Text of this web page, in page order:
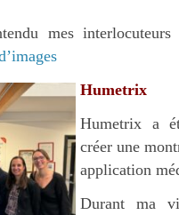
mes
Humetrix
Humetrix a
créer une
application
Durant ma